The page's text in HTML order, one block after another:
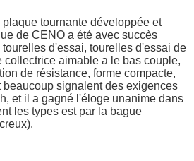
tournante développée et
de CENO a été avec succès
d'essai, tourelles d'essai de
collectrice aimable a le bas couple,
de résistance, forme compacte,
beaucoup signalent des exigences
et il a gagné l'éloge unanime dans
les types est par la bague